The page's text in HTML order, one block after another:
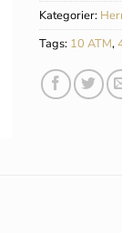
Kategorier:
Tags: 10 ATM,